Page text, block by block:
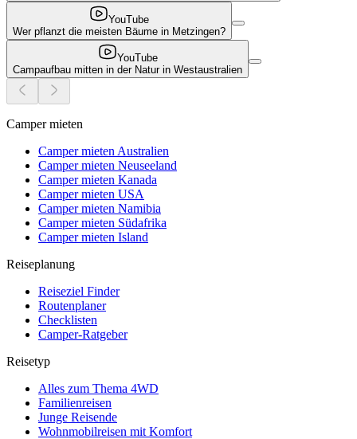
YouTube
Wer pflanzt die meisten Bäume in Metzingen?
YouTube
Campaufbau mitten in der Natur in Westaustralien
Camper mieten
Camper mieten Australien
Camper mieten Neuseeland
Camper mieten Kanada
Camper mieten USA
Camper mieten Namibia
Camper mieten Südafrika
Camper mieten Island
Reiseplanung
Reiseziel Finder
Routenplaner
Checklisten
Camper-Ratgeber
Reisetyp
Alles zum Thema 4WD
Familienreisen
Junge Reisende
Wohnmobilreisen mit Komfort